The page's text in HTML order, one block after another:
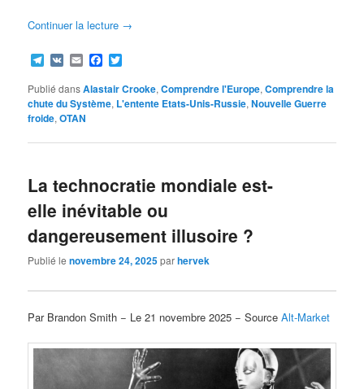
Continuer la lecture →
Telegram
VK EmailFacebook
Publié dansAlastair Crooke,Comprendre l'Europe,Comprendre la
chute du Système, L'entente Etats-Unis-Russie,Nouvelle Guerre
froide,OTAN
La technocratie mondiale est-
elle inévitable ou
dangereusement illusoire ?
Publié lenovembre 24, 2025parhervek
Par Brandon Smith − Le 21 novembre 2025 − SourceAlt-Market